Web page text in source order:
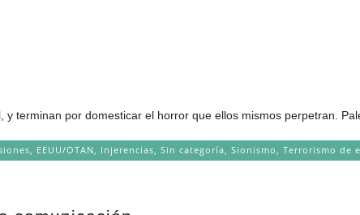
terminan por domesticar el horror que ellos mismos perpetran.
, EEUU/OTAN, Injerencias,Sin categoría,Sionismo,Terrorismo de